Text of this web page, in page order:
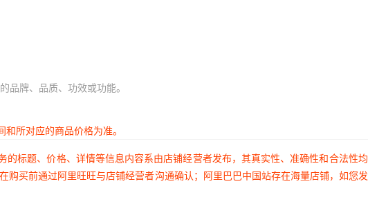
品牌、品质、功效或功能。
所对应的商品价格为准。
标题、价格、详情等信息内容系由店铺经营者发布，其真实性、准确性和合法性
买前通过阿里旺旺与店铺经营者沟通确认；阿里巴巴中国站存在海量店铺，如您